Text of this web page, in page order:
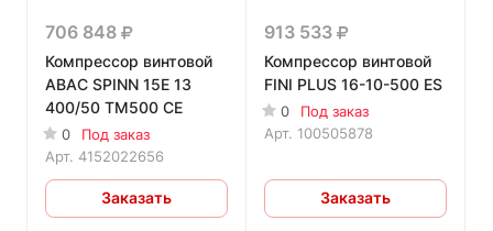
706 848
Компрессор винтовой
ABAC SPINN 15E 13
400/50 TM500 CE
0
Под заказ
Арт. 4152022656
Заказать
913 533
Компрессор винтовой
FINI PLUS 16-10-500 ES
0
Под заказ
Арт. 100505878
Заказать